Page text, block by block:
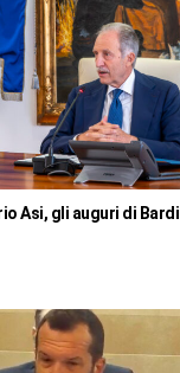
Asi, gli auguri di Bardi